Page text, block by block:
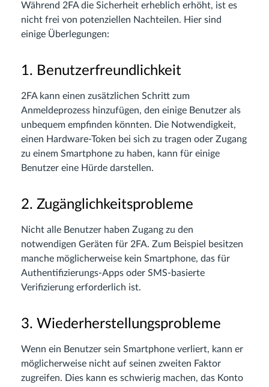
Während 2FA die Sicherheit erheblich erhöht, ist es
nicht frei von potenziellen Nachteilen. Hier sind
einige Überlegungen:
1. Benutzerfreundlichkeit
2FA kann einen zusätzlichen Schritt zum
Anmeldeprozess hinzufügen, den einige Benutzer als
unbequem empfinden könnten. Die Notwendigkeit,
einen Hardware-Token bei sich zu tragen oder Zugang
zu einem Smartphone zu haben, kann für einige
Benutzer eine Hürde darstellen.
2. Zugänglichkeitsprobleme
Nicht alle Benutzer haben Zugang zu den
notwendigen Geräten für 2FA. Zum Beispiel besitzen
manche möglicherweise kein Smartphone, das für
Authentifizierungs-Apps oder SMS-basierte
Verifizierung erforderlich ist.
3. Wiederherstellungsprobleme
Wenn ein Benutzer sein Smartphone verliert, kann er
möglicherweise nicht auf seinen zweiten Faktor
zugreifen. Dies kann es schwierig machen, das Konto